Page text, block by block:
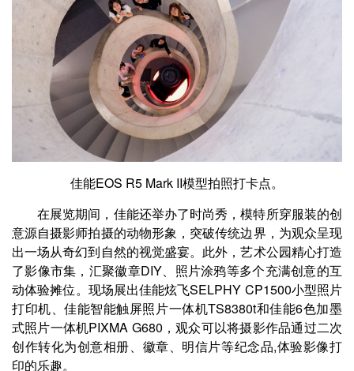
佳能EOS R5 Mark II模型拍照打卡点。
在展览期间，佳能还举办了时尚秀，模特所穿服装的创
意源自摄影师拍摄的动物形象，突破传统边界，为观众呈现
出一场从奇幻到自然的视觉盛宴。此外，艺术公园精心打造
了影像市集，汇聚徽章DIY、照片涂鸦等多个充满创意的互
动体验摊位。现场展出佳能炫飞SELPHY CP1500小型照片
打印机、佳能智能触屏照片一体机TS8380t和佳能6色加墨
式照片一体机PIXMA G680，观众可以将摄影作品通过二次
创作转化为创意相册、徽章、明信片等纪念品,体验影像打
印的乐趣。